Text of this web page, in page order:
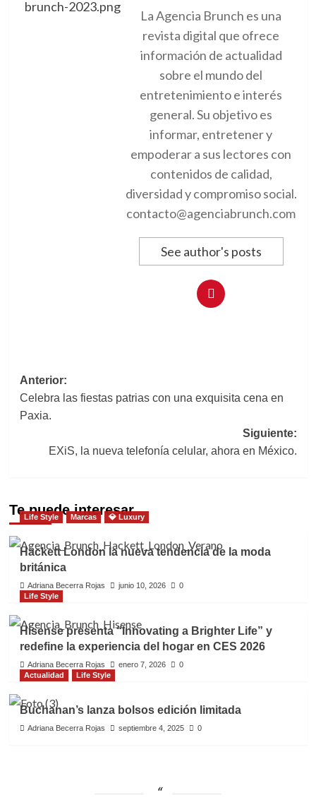
La Agencia Brunch es una
revista digital que ofrece
información de actualidad
sobre el mundo del
entretenimiento e interés
general. Su objetivo es
informar, entretener y
empoderar a sus lectores con
contenidos de calidad,
diversidad y compromiso social.
contacto@agenciabrunch.com
See author's posts
Navegación
de
Anterior:
Celebra las fiestas patrias con una exquisita cena en
Paxia.
Siguiente:
EXiS, la nueva telefonía celular, ahora en México.
Te puede interesar
Life Style Marcas 💎 Luxury
Hackett London la nueva tendencia de la moda
británica
Adriana Becerra Rojas junio 10, 2026
0
Life Style
Hisense presenta “Innovating a Brighter Life” y
redefine la experiencia del hogar en CES 2026
Adriana Becerra Rojas enero 7, 2026
0
Actualidad
Life Style
Buchanan’s lanza bolsos edición limitada
Adriana Becerra Rojas septiembre 4, 2025 0